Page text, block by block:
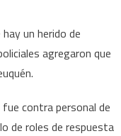
un herido de
agregaron que
contra personal de
de roles de respuesta